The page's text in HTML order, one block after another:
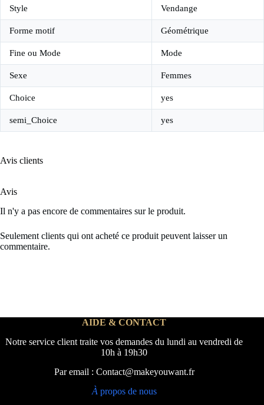
Style Vendange
Forme motif Géométrique
Fine ou Mode Mode
Sexe Femmes
Choice yes
semi_Choice yes
Avis clients
Avis
Il n'y a pas encore de commentaires sur le produit.
Seulement clients qui ont acheté ce produit peuvent laisser un
commentaire.
AIDE & CONTACT
Notre service client traite vos demandes du lundi au vendredi de
10h à 19h30
Par email : Contact@makeyouwant.fr
À propos de nous